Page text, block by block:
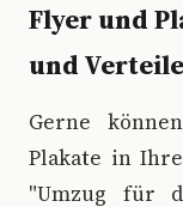
Flyer und
und
Gerne
Plakate in
"Umzug für